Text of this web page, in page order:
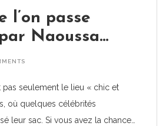
l’on passe
Naoussa…
pas seulement le lieu « chic et
où quelques célébrités
leur sac. Si vous avez la chance…